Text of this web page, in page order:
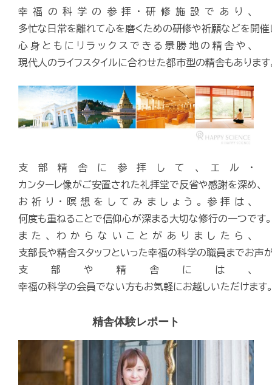
幸福の科学の参拝・研修施設であり、
多忙な日常を離れて心を磨くための研修や祈願などを開催
心身ともにリラックスできる景勝地の精舎や、
現代人のライフスタイルに合わせた都市型の精舎もあります
支部精舎に参拝して、エル・
カンターレ像がご安置された礼拝堂で反省や感謝を深め、
お祈り・瞑想をしてみましょう。参拝は、
何度も重ねることで信仰心が深まる大切な修行の一つです。
また、わからないことがありましたら、
支部長や精舎スタッフといった幸福の科学の職員までお声
支部や精舎には、
幸福の科学の会員でない方もお気軽にお越しいただけます
精舎体験レポート